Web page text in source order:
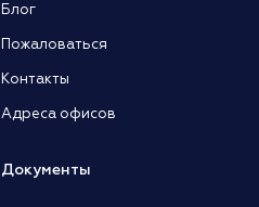
Блог
Пожаловаться
Контакты
Адреса офисов
Документы